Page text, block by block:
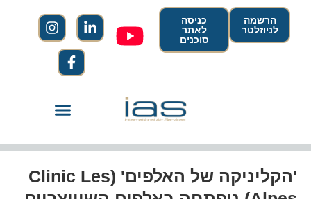
הרשמה
לניוזלטר
כניסה
לאתר
סוכנים
'הקליניקה של האלפים' (Clinic Les